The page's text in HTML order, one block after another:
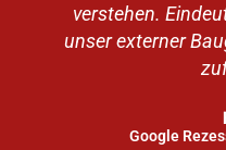
verstehen.
unser externer
Google